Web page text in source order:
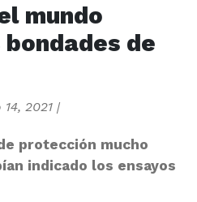
mundo
de
2021 |
protección mucho
indicado los ensayos